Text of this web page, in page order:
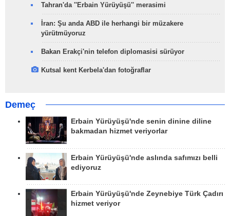
Tahran'da ''Erbain Yürüyüşü'' merasimi
İran: Şu anda ABD ile herhangi bir müzakere
yürütmüyoruz
Bakan Erakçi'nin telefon diplomasisi sürüyor
Kutsal kent Kerbela'dan fotoğraflar
Demeç
Erbain Yürüyüşü'nde senin dinine diline
bakmadan hizmet veriyorlar
Erbain Yürüyüşü'nde aslında safımızı belli
ediyoruz
Erbain Yürüyüşü'nde Zeynebiye Türk Çadırı
hizmet veriyor